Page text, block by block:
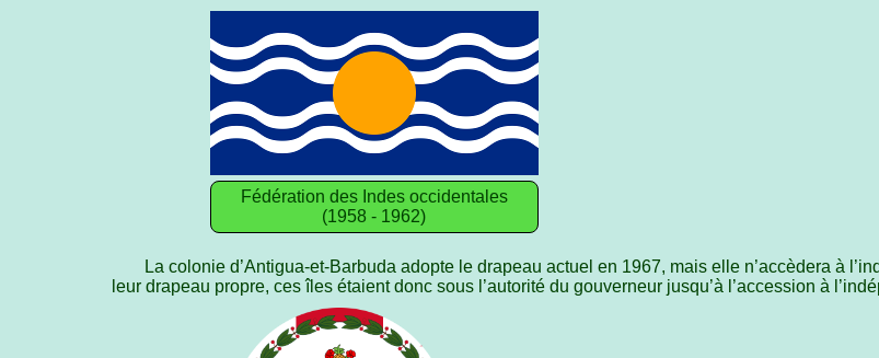
Fédération des Indes occidentales
(1958 - 1962)
La colonie d’Antigua-et-Barbuda adopte le drapeau actuel en 1967, mais elle n’accèdera à
leur drapeau propre, ces îles étaient donc sous l’autorité du gouverneur jusqu’à l’accession à